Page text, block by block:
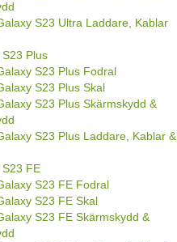
S23 Ultra Laddare, Kablar
Plus
S23 Plus Fodral
S23 Plus Skal
S23 Plus Skärmskydd &
S23 Plus Laddare, Kablar &
FE
S23 FE Fodral
S23 FE Skal
S23 FE Skärmskydd &